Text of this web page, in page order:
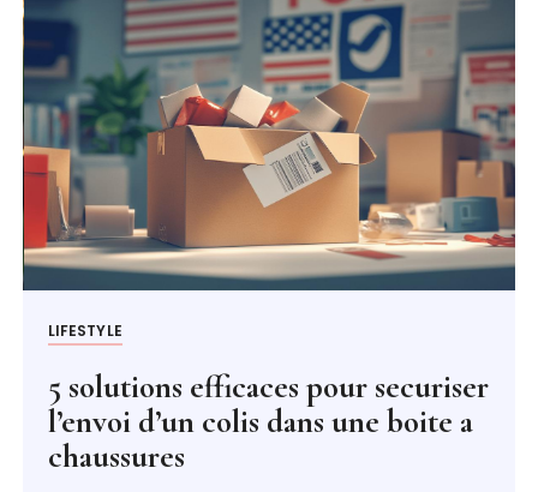
LIFESTYLE
5 solutions efficaces pour securiser
l’envoi d’un colis dans une boite a
chaussures